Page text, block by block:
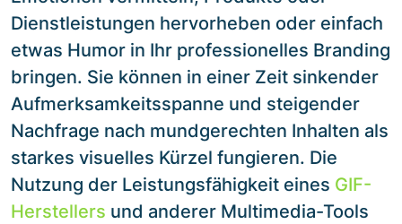
Dienstleistungen hervorheben oder einfach
etwas Humor in Ihr professionelles Branding
bringen. Sie können in einer Zeit sinkender
Aufmerksamkeitsspanne und steigender
Nachfrage nach mundgerechten Inhalten als
starkes visuelles Kürzel fungieren. Die
Nutzung der Leistungsfähigkeit eines GIF-
Herstellers und anderer Multimedia-Tools